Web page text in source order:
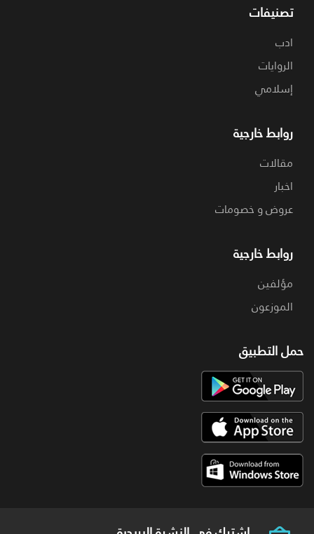
تصنيفات
ادب
الروايات
إسلامي
روابط خارجية
مقالات
اخبار
عروض و خصومات
روابط خارجية
مؤلفين
الموزعون
حمل التطبيق